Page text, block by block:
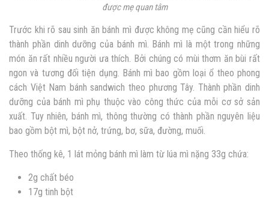
được mẹ quan tâm
Trước khi rõ sau sinh ăn bánh mì được không mẹ cũng cần hiểu rõ
thành phần dinh dưỡng của bánh mì. Bánh mì là một trong những
món ăn rất nhiều người ưa thích. Bởi chúng có mùi thơm ăn bùi rất
ngon và tương đối tiện dụng. Bánh mì bao gồm loại ổ theo phong
cách Việt Nam bánh sandwich theo phương Tây. Thành phần dinh
dưỡng của bánh mì phụ thuộc vào công thức của mỗi cơ sở sản
xuất. Tuy nhiên, bánh mì, thông thường có thành phần nguyên liệu
bao gồm bột mì, bột nở, trứng, bơ, sữa, đường, muối.
Theo thống kê, 1 lát mỏng bánh mì làm từ lúa mì nặng 33g chứa:
2g chất béo
17g tinh bột